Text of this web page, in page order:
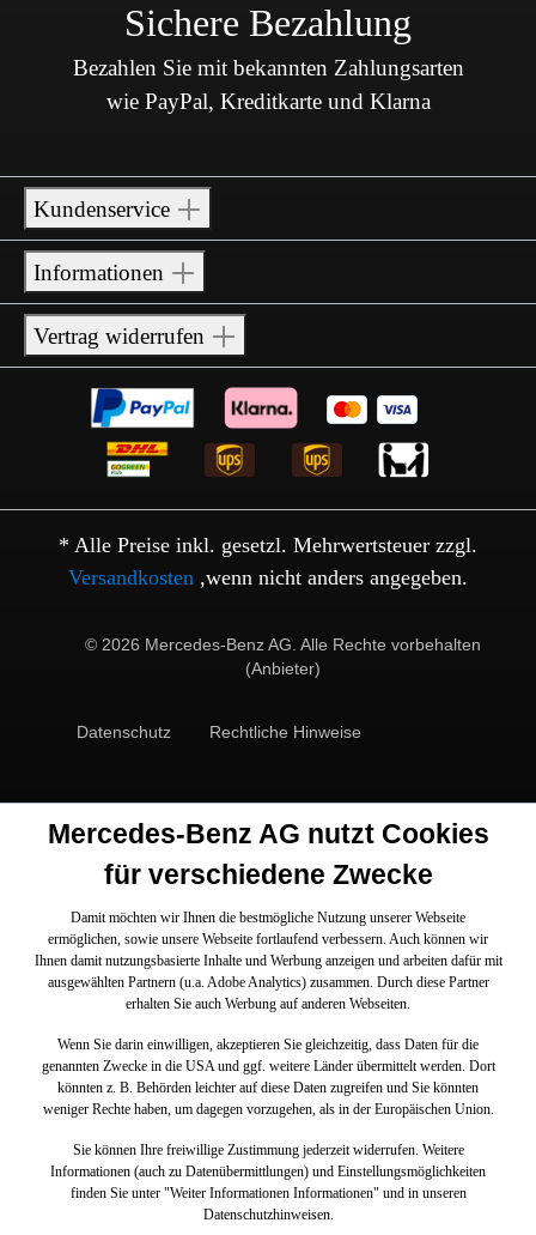
Sichere Bezahlung
Bezahlen Sie mit bekannten Zahlungsarten
wie PayPal, Kreditkarte und Klarna
Kundenservice
Informationen
Vertrag widerrufen
* Alle Preise inkl. gesetzl. Mehrwertsteuer zzgl.
Versandkosten ,wenn nicht anders angegeben.
© 2026 Mercedes-Benz AG. Alle Rechte vorbehalten
(Anbieter)
Datenschutz Rechtliche Hinweise
Mercedes-Benz AG nutzt Cookies
für verschiedene Zwecke
Damit möchten wir Ihnen die bestmögliche Nutzung unserer Webseite
ermöglichen, sowie unsere Webseite fortlaufend verbessern. Auch können wir
Ihnen damit nutzungsbasierte Inhalte und Werbung anzeigen und arbeiten dafür mit
ausgewählten Partnern (u.a. Adobe Analytics) zusammen. Durch diese Partner
erhalten Sie auch Werbung auf anderen Webseiten.
Wenn Sie darin einwilligen, akzeptieren Sie gleichzeitig, dass Daten für die
genannten Zwecke in die USA und ggf. weitere Länder übermittelt werden. Dort
könnten z. B. Behörden leichter auf diese Daten zugreifen und Sie könnten
weniger Rechte haben, um dagegen vorzugehen, als in der Europäischen Union.
Sie können Ihre freiwillige Zustimmung jederzeit widerrufen. Weitere
Informationen (auch zu Datenübermittlungen) und Einstellungsmöglichkeiten
finden Sie unter "Weiter Informationen Informationen" und in unseren
Datenschutzhinweisen.